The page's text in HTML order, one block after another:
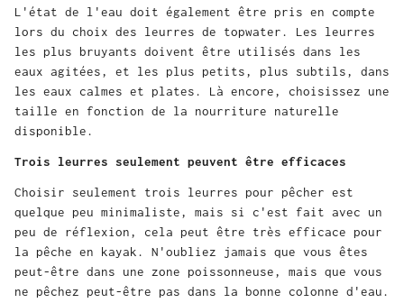
L'état de l'eau doit également être pris en compte
lors du choix des leurres de topwater. Les leurres
les plus bruyants doivent être utilisés dans les
eaux agitées, et les plus petits, plus subtils, dans
les eaux calmes et plates. Là encore, choisissez une
taille en fonction de la nourriture naturelle
disponible.
Trois leurres seulement peuvent être efficaces
Choisir seulement trois leurres pour pêcher est
quelque peu minimaliste, mais si c'est fait avec un
peu de réflexion, cela peut être très efficace pour
la pêche en kayak. N'oubliez jamais que vous êtes
peut-être dans une zone poissonneuse, mais que vous
ne pêchez peut-être pas dans la bonne colonne d'eau.